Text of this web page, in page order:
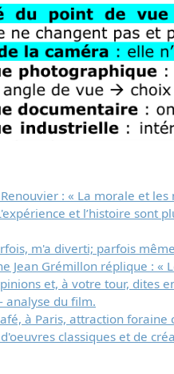
: « La morale et
et l’histoire sont
m'a diverti; parfois
Jean Grémillon réplique :
et, à votre tour, dites
analyse du film.
à Paris, attraction
classiques et de